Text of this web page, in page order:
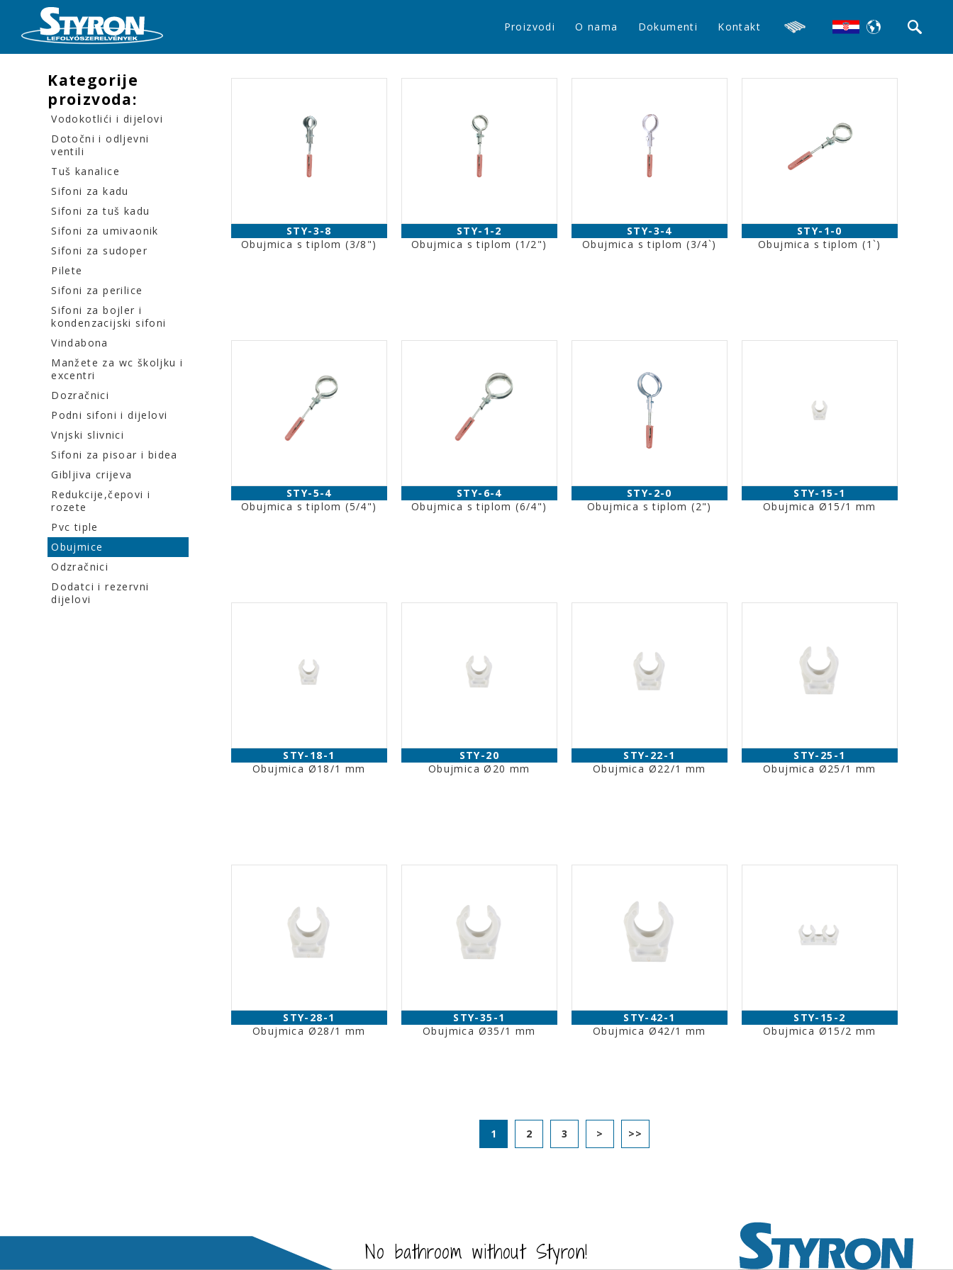
Proizvodi O nama Dokumenti Kontakt
Kategorije
proizvoda:
Vodokotlići i dijelovi
Dotočni i odljevni
ventili
Tuš kanalice
Sifoni za kadu
Sifoni za tuš kadu
Sifoni za umivaonik
Sifoni za sudoper
Pilete
Sifoni za perilice
Sifoni za bojler i
kondenzacijski sifoni
Vindabona
Manžete za wc školjku i
excentri
Dozračnici
Podni sifoni i dijelovi
Vnjski slivnici
Sifoni za pisoar i bidea
Gibljiva crijeva
Redukcije,čepovi i
rozete
Pvc tiple
Obujmice
Odzračnici
Dodatci i rezervni
dijelovi
STY-3-8
Obujmica s tiplom (3/8")
STY-1-2
Obujmica s tiplom (1/2")
STY-3-4
Obujmica s tiplom (3/4`)
STY-1-0
Obujmica s tiplom (1`)
STY-5-4
Obujmica s tiplom (5/4")
STY-6-4
Obujmica s tiplom (6/4")
STY-2-0
Obujmica s tiplom (2")
STY-15-1
Obujmica Ø15/1 mm
STY-18-1
Obujmica Ø18/1 mm
STY-20
Obujmica Ø20 mm
STY-22-1
Obujmica Ø22/1 mm
STY-25-1
Obujmica Ø25/1 mm
STY-28-1
Obujmica Ø28/1 mm
STY-35-1
Obujmica Ø35/1 mm
STY-42-1
Obujmica Ø42/1 mm
STY-15-2
Obujmica Ø15/2 mm
1 2 3 > >>
No bathroom without Styron!